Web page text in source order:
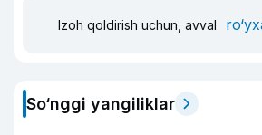
Izoh qoldirish uchun, avval
So‘nggi yangiliklar